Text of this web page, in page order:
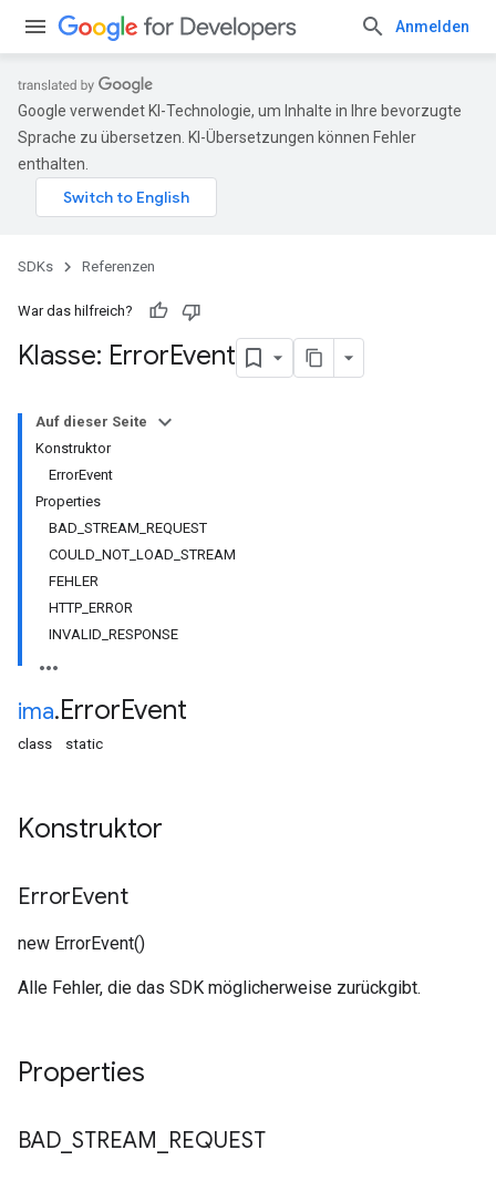
Anmelden
Google verwendet KI-Technologie, um Inhalte in Ihre bevorzugte
Sprache zu übersetzen. KI-Übersetzungen können Fehler
enthalten.
SDKs Referenzen
War das hilfreich?
Klasse: ErrorEvent
Auf dieser Seite
Konstruktor
ErrorEvent
Properties
BAD_STREAM_REQUEST
COULD_NOT_LOAD_STREAM
FEHLER
HTTP_ERROR
INVALID_RESPONSE
ima.ErrorEvent
class static
Konstruktor
ErrorEvent
new ErrorEvent()
Alle Fehler, die das SDK möglicherweise zurückgibt.
Properties
BAD STREAM REQUEST